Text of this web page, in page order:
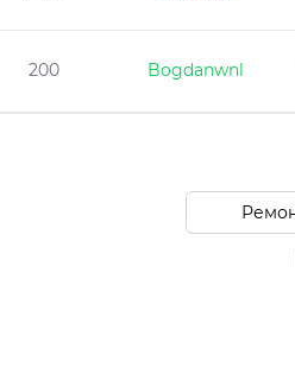
200 Bogdanwnl